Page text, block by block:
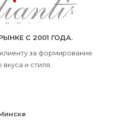
С 2001 ГОДА.
за формирование
и стиля.